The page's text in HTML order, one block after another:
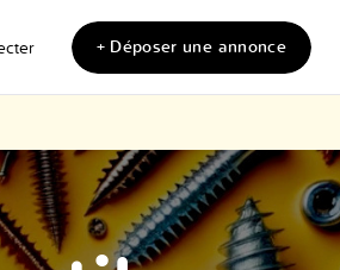
+ Déposer une annonce